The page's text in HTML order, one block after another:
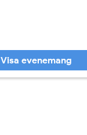
Visa evenemang